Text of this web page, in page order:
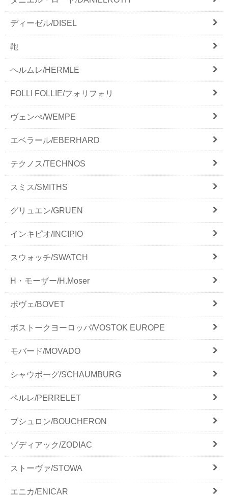
ディーゼル/DISEL
鞄
ヘルムレ/HERMLE
FOLLI FOLLIE/フォリフォリ
ヴェンぺ/WEMPE
エベラール/EBERHARD
テクノス/TECHNOS
スミス/SMITHS
グリュエン/GRUEN
インキピオ/INCIPIO
スウォッチ/SWATCH
H・モーザー/H.Moser
ボヴェ/BOVET
ボストークヨーロッパ/VOSTOK EUROPE
モバード/MOVADO
シャウボーグ/SCHAUMBURG
ペルレ/PERRELET
ブシュロン/BOUCHERON
ゾディアック/ZODIAC
ストーヴァ/STOWA
エニカ/ENICAR